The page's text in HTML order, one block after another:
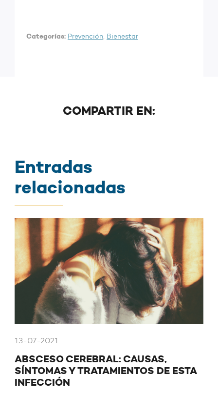
Categorías: Prevención, Bienestar
COMPARTIR EN:
Entradas
relacionadas
13-07-2021
ABSCESO CEREBRAL: CAUSAS,
SÍNTOMAS Y TRATAMIENTOS DE ESTA
INFECCIÓN